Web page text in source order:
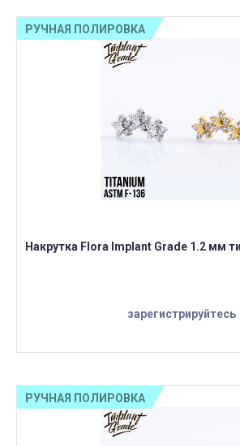
Накрутка Flora Implant Grade 1.2 мм
зарегистрируйтесь
РУЧНАЯ ПОЛИРОВКА
РУЧНАЯ ПОЛИРОВКА